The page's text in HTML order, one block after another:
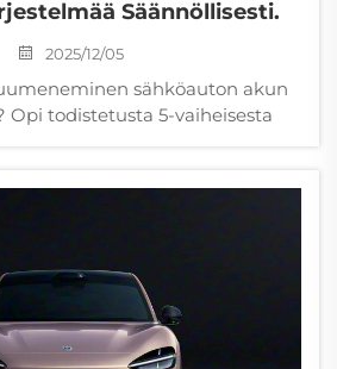
Säännöllisesti.
2025/12/05
sähköauton akun
Opi todistetusta 5-vaiheisesta
nyt.